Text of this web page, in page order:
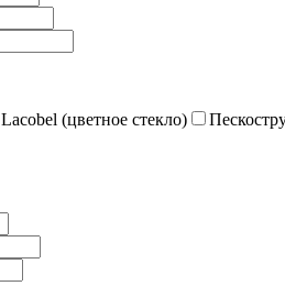
Lacobel (цветное стекло)